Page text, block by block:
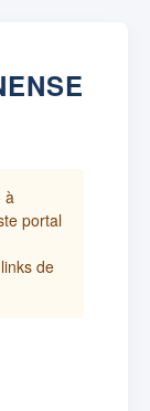
à
portal
de